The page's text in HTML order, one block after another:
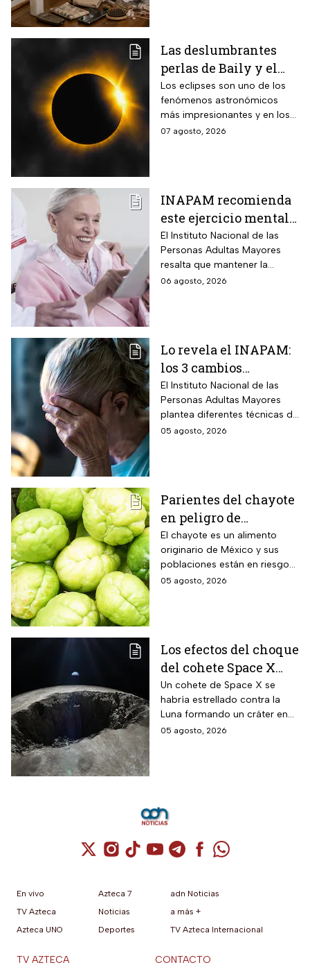
Las deslumbrantes
perlas de Baily y el
anillo de diamantes
que se verán en el
eclipse solar total
Los eclipses son uno de los
fenómenos astronómicos
más impresionantes y en los
próximos días habrá un
07 agosto, 2026
INAPAM recomienda
este ejercicio mental
para adultos mayores
5 veces a la semana
durante 3 meses para
mejorar la atención
El Instituto Nacional de las
Personas Adultas Mayores
resalta que mantener la
disciplina es la clave para
06 agosto, 2026
Lo revela el INAPAM:
los 3 cambios
silenciosos que sufre
tu cerebro de forma
natural al envejecer
El Instituto Nacional de las
Personas Adultas Mayores
plantea diferentes técnicas de
estimulación mental para
05 agosto, 2026
Parientes del chayote
en peligro de
extinción, advierte
Instituto de Ecología
El chayote es un alimento
originario de México y sus
poblaciones están en riesgo
de desaparecer a corto plazo
05 agosto, 2026
Los efectos del choque
del cohete Space X
contra la Luna
Un cohete de Space X se
habría estrellado contra la
Luna formando un cráter en
nuestro satélite natural, ¿qué
05 agosto, 2026
Cuenta de X / Twitter (se abre en una
Cuenta de Instagram (se abre en una
Cuenta de TikTok (se abre en
Cuenta de YouTube (se abre
Cuenta de Telegram (se
Cuenta de
Cuenta de
En vivo
TV Azteca
Azteca UNO
Azteca 7
Noticias
Deportes
adn Noticias
a más +
TV Azteca Internacional
TV AZTECA CONTACTO